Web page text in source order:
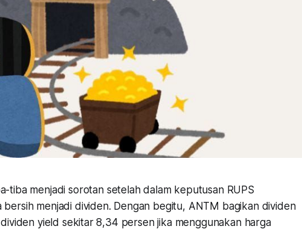
tiba menjadi sorotan setelah dalam keputusan RUPS
bersih menjadi dividen. Dengan begitu, ANTM bagikan dividen
yield sekitar 8,34 persen jika menggunakan harga